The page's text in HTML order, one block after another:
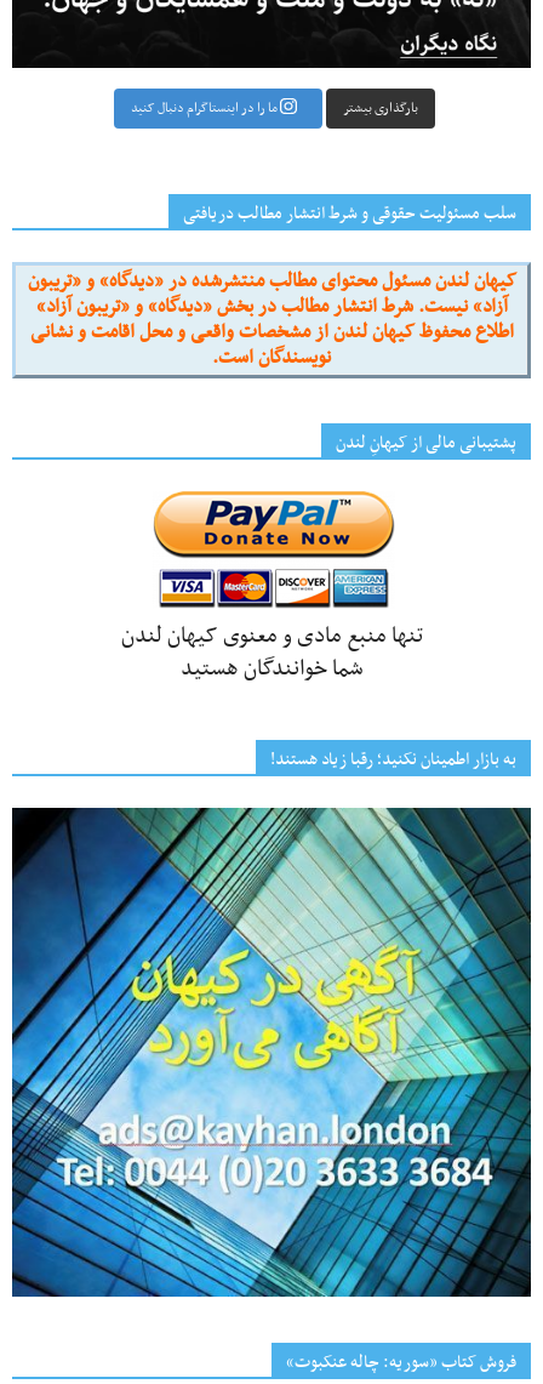
بارگذاری بیشتر ما را در اینستاگرام دنبال کنید
سلب مسئولیت حقوقی و شرط انتشار مطالب دریافتی
کیهان لندن مسئول محتوای مطالب منتشرشده در «دیدگاه» و «تریبون
آزاد» نیست. شرط انتشار مطالب در بخش «دیدگاه» و «تریبون آزاد»
اطلاع محفوظ کیهان لندن از مشخصات واقعی و محل اقامت و نشانی
نویسندگان است.
پشتیبانی مالی از کیهانِ لندن
تنها منبع مادی و معنوی کیهان لندن
شما خوانندگان هستید
به بازار اطمینان نکنید؛ رقبا زیاد هستند!
فروش کتاب «سوریه: چاله عنکبوت»